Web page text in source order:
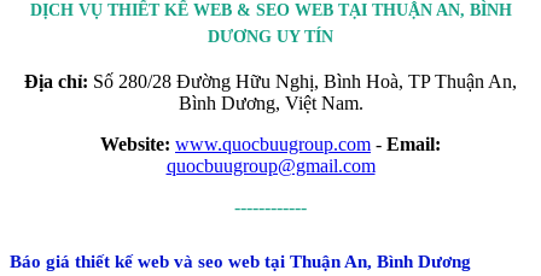
DỊCH VỤ THIẾT KẾ WEB & SEO WEB TẠI THUẬN AN, BÌNH
DƯƠNG UY TÍN
Địa chỉ: Số 280/28 Đường Hữu Nghị, Bình Hoà, TP Thuận An,
Bình Dương, Việt Nam.
Website: www.quocbuugroup.com - Email:
quocbuugroup@gmail.com
------------
Báo giá thiết kế web và seo web tại Thuận An, Bình Dương